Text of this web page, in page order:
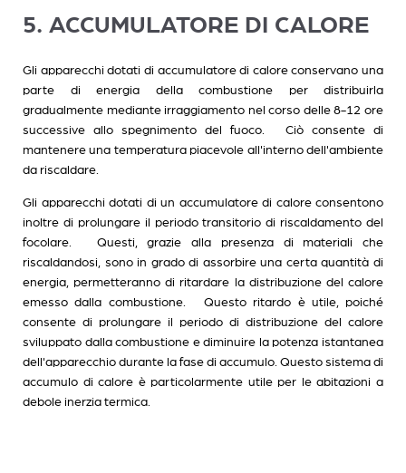
5. ACCUMULATORE DI CALORE
Gli apparecchi dotati di accumulatore di calore conservano una
parte di energia della combustione per distribuirla
gradualmente mediante irraggiamento nel corso delle 8-12 ore
successive allo spegnimento del fuoco. Ciò consente di
mantenere una temperatura piacevole all'interno dell'ambiente
da riscaldare.
Gli apparecchi dotati di un accumulatore di calore consentono
inoltre di prolungare il periodo transitorio di riscaldamento del
focolare. Questi, grazie alla presenza di materiali che
riscaldandosi, sono in grado di assorbire una certa quantità di
energia, permetteranno di ritardare la distribuzione del calore
emesso dalla combustione. Questo ritardo è utile, poiché
consente di prolungare il periodo di distribuzione del calore
sviluppato dalla combustione e diminuire la potenza istantanea
dell'apparecchio durante la fase di accumulo. Questo sistema di
accumulo di calore è particolarmente utile per le abitazioni a
debole inerzia termica.